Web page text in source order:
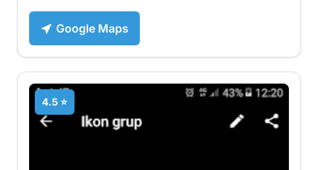
Google Maps
4.5 ⭐